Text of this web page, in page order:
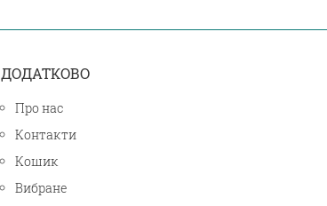
ДОДАТКОВО
Про нас
Контакти
Кошик
Вибране